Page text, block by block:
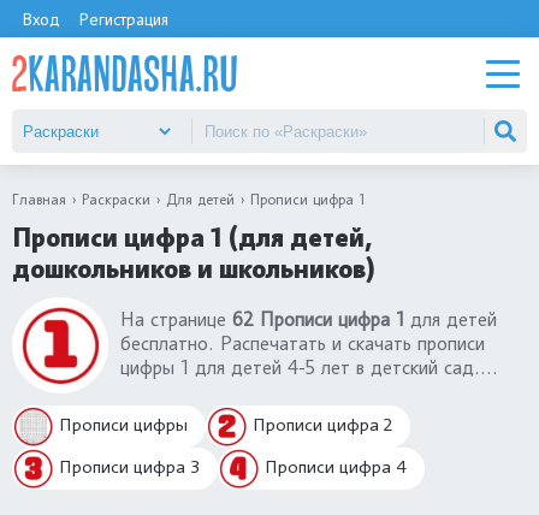
Вход Регистрация
Главная Раскраски Для детей Прописи цифра 1
Прописи цифра 1 (для детей,
дошкольников и школьников)
На странице 62 Прописи цифра 1 для детей
бесплатно. Распечатать и скачать прописи
цифры 1 для детей 4-5 лет в детский сад.
школьников 7 лет (1-2 класс). Прописи цифры 1
с картинками, где нужно посчитать картинки,
обвести цифру, написать самому. Прописи
цифры 1 для освоения навыки письма. Самый
Прописи цифры
Прописи цифра 2
Прописи цифра 3
Прописи цифра 4